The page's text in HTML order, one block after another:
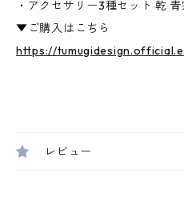
・アクセサリー3種セット 乾 青
▼ご購入はこちら
https://
レビュー